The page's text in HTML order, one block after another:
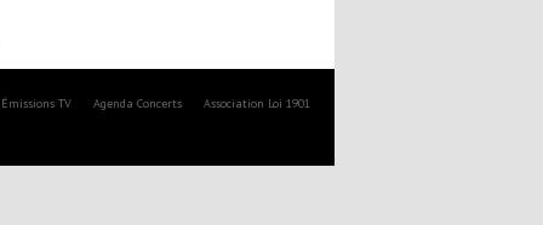
Émissions TV Agenda Concerts Association Loi 1901